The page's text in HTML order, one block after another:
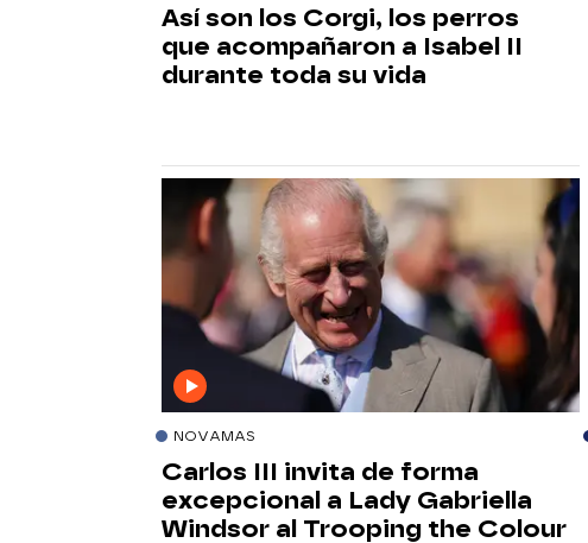
Así son los Corgi, los perros
que acompañaron a Isabel II
durante toda su vida
NOVAMAS
Carlos III invita de forma
excepcional a Lady Gabriella
Windsor al Trooping the Colour